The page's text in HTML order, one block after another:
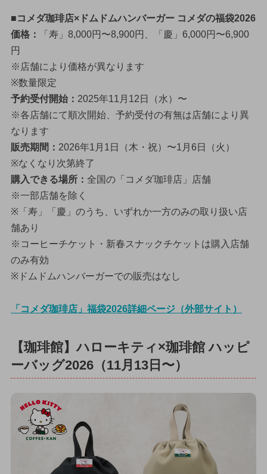
■コメダ珈琲店×ドムドムハンバーガー コメダの福袋2026
価格：
「寿」8,000円〜8,900円、「慶」6,000円〜6,900
円
※店舗により価格が異なります
※数量限定
予約受付開始： 2025年11月12日（水）〜
※各店舗にて順次開始、予約受付の有無は店舗により異
なります
販売期間： 2026年1月1日（木・祝）〜1月6日（火）
※なくなり次第終了
購入できる場所： 全国の「コメダ珈琲店」店舗
※一部店舗を除く
※「寿」「慶」のうち、いずれか一方のみの取り扱い店
舗あり
※コーヒーチケット・新春スナックチケットは購入店舗
のみ有効
※ドムドムハンバーガーでの販売はなし
「コメダ珈琲店」福袋2026詳細ページ（外部サイト）
【珈琲館】ハローキティ×珈琲館 ハッピ
ーバッグ2026（11月13日〜）